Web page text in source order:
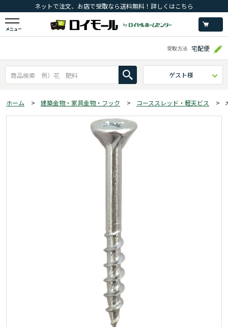
ネットで注文、お店で受取なら送料無料！詳しくはこちら
メニュー
受取方法 宅配便
ゲスト様
ホーム > 建築金物・家具金物・フック > コーススレッド・軽天ビス >